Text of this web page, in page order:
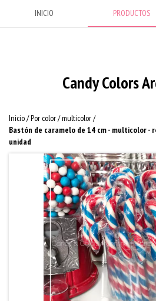
INICIO PRODUCTOS
Candy Colors
Inicio/Por color/multicolor/
Bastón de caramelo de 14 cm - multicolor -
unidad